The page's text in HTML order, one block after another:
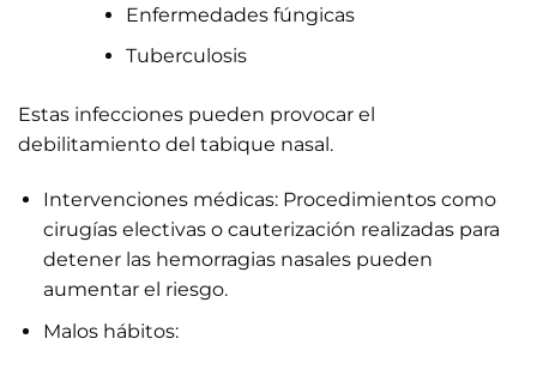
Enfermedades fúngicas
Tuberculosis
Estas infecciones pueden provocar el
debilitamiento del tabique nasal.
Intervenciones médicas: Procedimientos como
cirugías electivas o cauterización realizadas para
detener las hemorragias nasales pueden
aumentar el riesgo.
Malos hábitos: